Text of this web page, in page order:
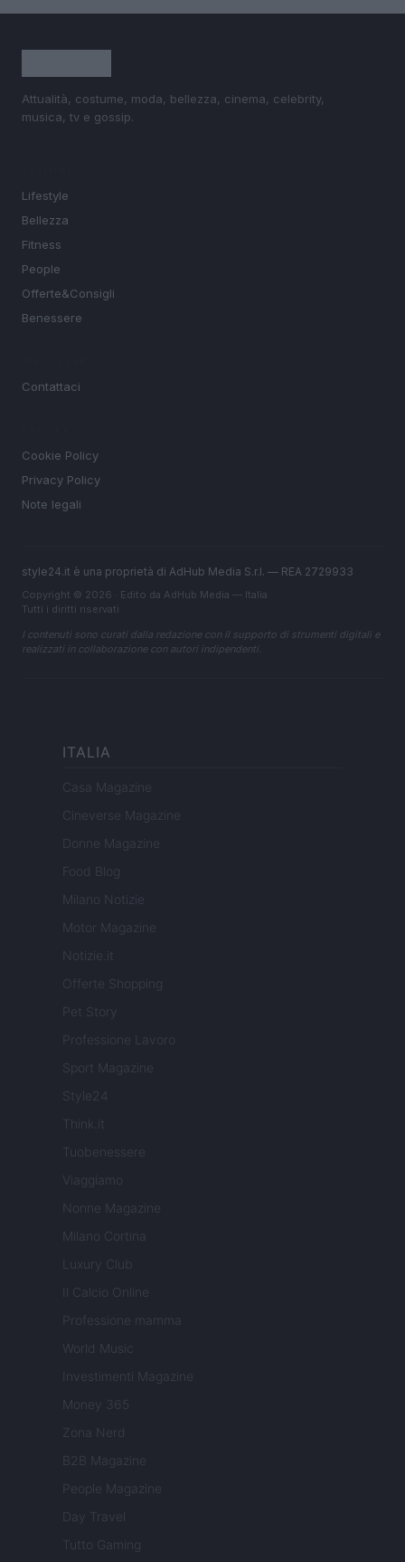
Attualità, costume, moda, bellezza, cinema, celebrity,
musica, tv e gossip.
Lifestyle
Bellezza
Fitness
People
Offerte&Consigli
Benessere
Contattaci
Cookie Policy
Privacy Policy
Note legali
style24.it è una proprietà di AdHub Media S.r.l. — REA 2729933
Copyright © 2026 · Edito da AdHub Media — Italia
Tutti i diritti riservati
I contenuti sono curati dalla redazione con il supporto di strumenti digitali e
realizzati in collaborazione con autori indipendenti.
ITALIA
Casa Magazine
Cineverse Magazine
Donne Magazine
Food Blog
Milano Notizie
Motor Magazine
Notizie.it
Offerte Shopping
Pet Story
Professione Lavoro
Sport Magazine
Style24
Think.it
Tuobenessere
Viaggiamo
Nonne Magazine
Milano Cortina
Luxury Club
Il Calcio Online
Professione mamma
World Music
Investimenti Magazine
Money 365
Zona Nerd
B2B Magazine
People Magazine
Day Travel
Tutto Gaming